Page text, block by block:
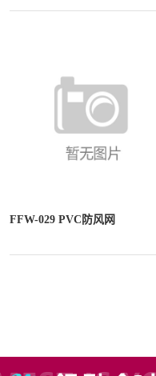
FFW-029 PVC防风网